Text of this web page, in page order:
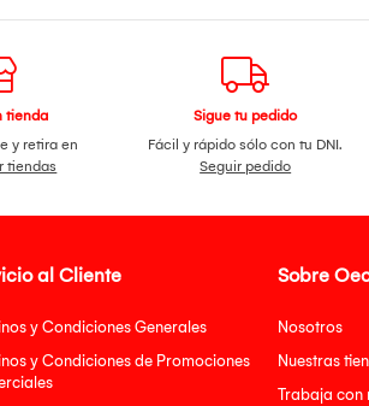
tienda
y retira en
tiendas
Sigue tu pedido
Fácil y rápido sólo con tu DNI.
Seguir pedido
al Cliente
y Condiciones Generales
y Condiciones de Promociones
Sobre
Nosotros
Nuestras
Trabaja con